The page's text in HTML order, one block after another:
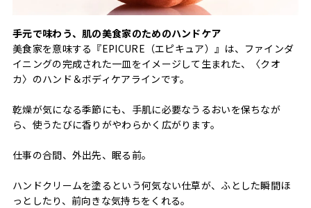
手元で味わう、肌の美食家のためのハンドケア
美食家を意味する『EPICURE（エピキュア）』は、ファインダ
イニングの完成された一皿をイメージして生まれた、〈クオ
カ〉のハンド＆ボディケアラインです。
乾燥が気になる季節にも、手肌に必要なうるおいを保ちなが
ら、使うたびに香りがやわらかく広がります。
仕事の合間、外出先、眠る前。
ハンドクリームを塗るという何気ない仕草が、ふとした瞬間ほ
っとしたり、前向きな気持ちをくれる。